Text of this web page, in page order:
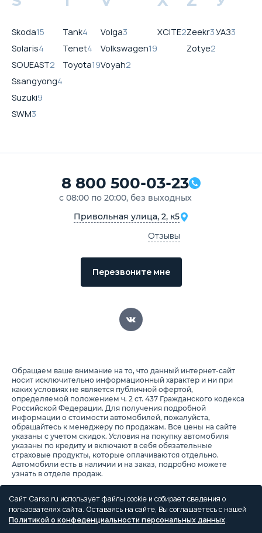
Skoda15
Solaris4
SOUEAST2
Ssangyong4
Suzuki9
SWM3
Tank4
Tenet4
Toyota19
Volga3
Volkswagen19
Voyah2
XCITE2Zeekr3
Zotye2
УАЗ3
8 800 500-03-23
с 08:00 по 20:00, без выходных
Привольная улица, 2, к5
Отзывы
Перезвоните мне
Обращаем ваше внимание на то, что данный интернет-сайт
носит исключительно информационный характер и ни при
каких условиях не является публичной офертой,
определяемой положением ч. 2 ст. 437 Гражданского кодекса
Российской Федерации. Для получения подробной
информации о стоимости автомобилей, пожалуйста,
обращайтесь к менеджеру по продажам. Все цены на сайте
указаны с учетом скидок. Условия на покупку автомобиля
указаны по кредиту и включают в себя обязательные
страховые продукты, которые оплачиваются отдельно.
Автомобили есть в наличии и на заказ, подробно можете
узнать в отделе продаж.
Предоставляя свои персональные данные и используя
настоящий веб-сайт, Вы соглашаетесь с обработкой Ваших
персональных данных и принимаете условия их обработки.
Сайт Carso.ru использует файлы cookie и собирает сведения о
пользователях сайта. Оставаясь на сайте, Вы соглашаетесь с нашей
Политикой о конфеденциальности персональных данных.